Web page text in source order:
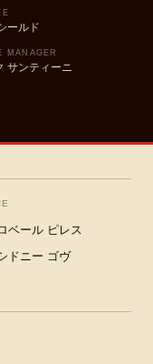
ールド
MANAGER
サンティーニ
ベール ピレス
ドニー ゴヴ